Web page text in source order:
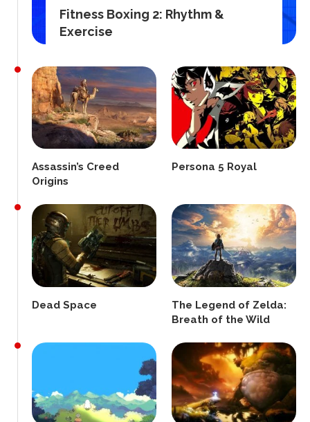
Fitness Boxing 2: Rhythm &
Exercise
Assassin’s Creed
Origins
Persona 5 Royal
Dead Space
The Legend of Zelda:
Breath of the Wild